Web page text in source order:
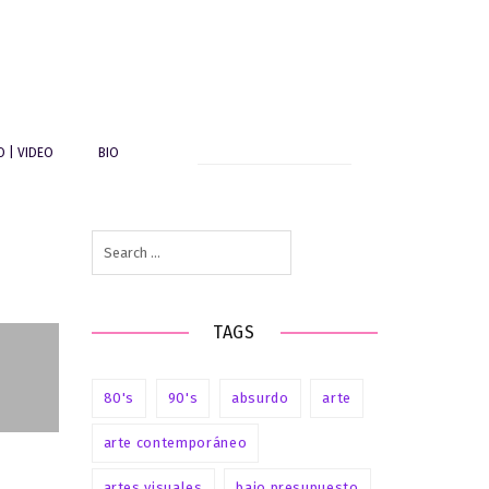
| VIDEO BIO
for:
TAGS
80's 90's absurdo arte
arte contemporáneo